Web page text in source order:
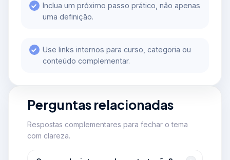
Inclua um próximo passo prático, não apenas
uma definição.
Use links internos para curso, categoria ou
conteúdo complementar.
Perguntas relacionadas
Respostas complementares para fechar o tema
com clareza.